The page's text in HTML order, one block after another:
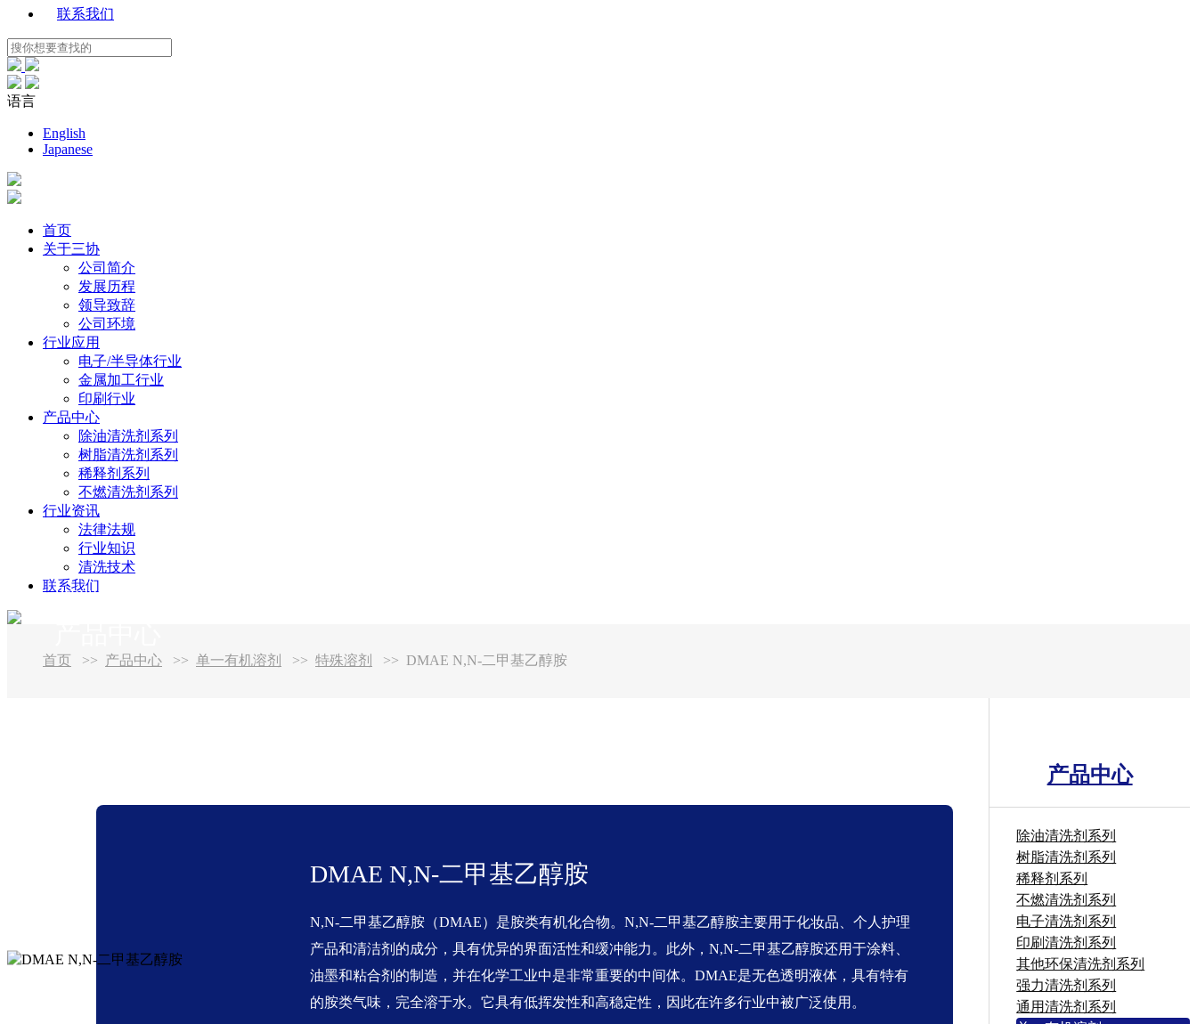
联系我们
语言
English
Japanese
首页
关于三协
公司简介
发展历程
领导致辞
公司环境
行业应用
电子/半导体行业
金属加工行业
印刷行业
产品中心
除油清洗剂系列
树脂清洗剂系列
稀释剂系列
不燃清洗剂系列
行业资讯
法律法规
行业知识
清洗技术
联系我们
Product Center
首页 产品中心 单一有机溶剂 特殊溶剂 DMAE N,N-二甲基乙醇胺
DMAE N,N-二甲基乙醇胺
N,N-二甲基乙醇胺（DMAE）是胺类有机化合物。N,N-二甲基乙醇胺主要用于化妆品、个人护理
产品和清洁剂的成分，具有优异的界面活性和缓冲能力。此外，N,N-二甲基乙醇胺还用于涂料、
油墨和粘合剂的制造，并在化学工业中是非常重要的中间体。DMAE是无色透明液体，具有特有
的胺类气味，完全溶于水。它具有低挥发性和高稳定性，因此在许多行业中被广泛使用。
产品中心
除油清洗剂系列
树脂清洗剂系列
稀释剂系列
不燃清洗剂系列
电子清洗剂系列
印刷清洗剂系列
其他环保清洗剂系列
强力清洗剂系列
通用清洗剂系列